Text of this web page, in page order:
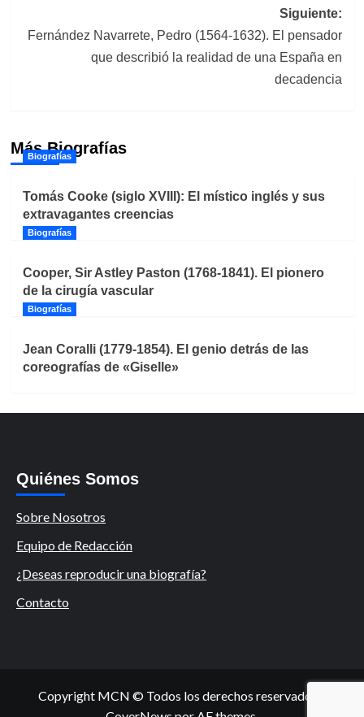
Siguiente:
Fernández Navarrete, Pedro (1564-1632). El pensador
que describió la realidad de una España en
decadencia
Más Biografías
Biografías
Tomás Cooke (siglo XVIII): El místico inglés y sus
extravagantes creencias
Biografías
Cooper, Sir Astley Paston (1768-1841). El pionero
de la cirugía vascular
Biografías
Jean Coralli (1779-1854). El genio detrás de las
coreografías de «Giselle»
Quiénes Somos
Sobre Nosotros
Equipo de Redacción
¿Deseas reproducir una biografía?
Contacto
Copyright MCN © Todos los derechos reservados.